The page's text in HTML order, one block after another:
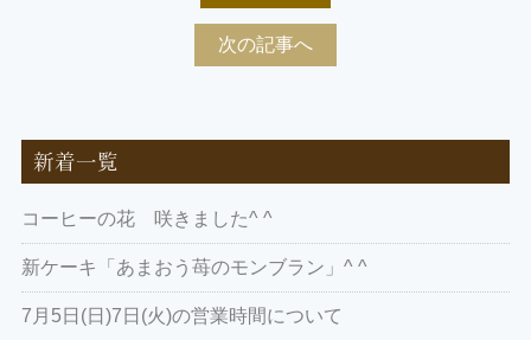
次の記事へ
新着一覧
コーヒーの花 咲きました^ ^
新ケーキ「あまおう苺のモンブラン」^ ^
7月5日(日)7日(火)の営業時間について